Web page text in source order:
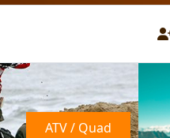
ATV / Quad